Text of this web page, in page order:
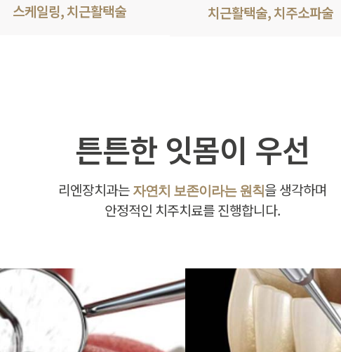
스케일링, 치근활택술 치근활택술, 치주소파술
튼튼한 잇몸이 우선
리엔장치과는 자연치 보존이라는 원칙 을 생각하며
안정적인 치주치료를 진행합니다.